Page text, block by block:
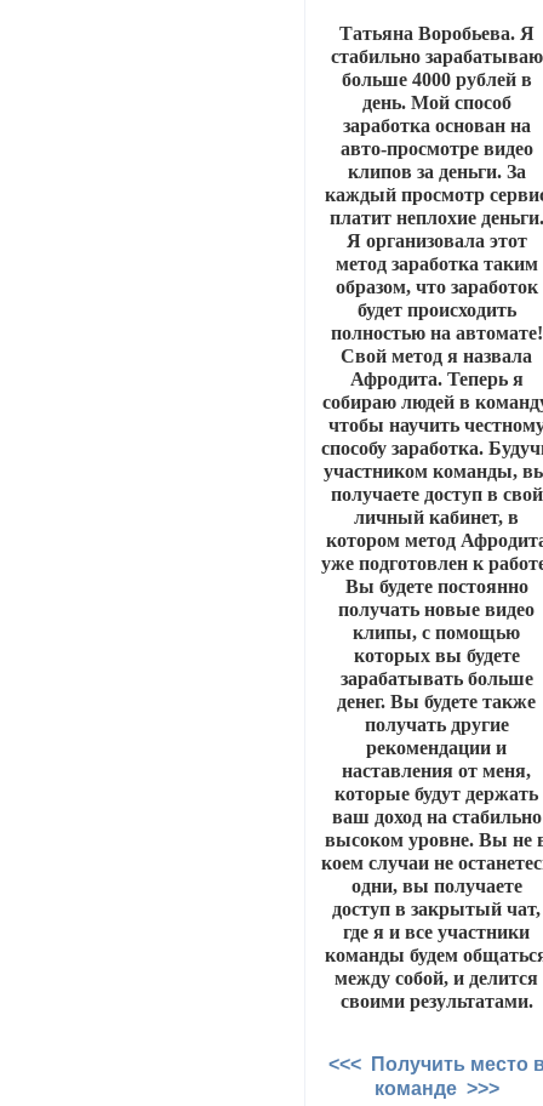
Татьяна Воробьева. Я
стабильно зарабатываю
больше 4000 рублей в
день. Мой способ
заработка основан на
авто-просмотре видео
клипов за деньги. За
каждый просмотр
платит неплохие деньги.
Я организовала этот
метод заработка таким
образом, что заработок
будет происходить
полностью на автомате!
Свой метод я назвала
Афродита. Теперь я
собираю людей в
чтобы научить
способу заработка.
участником команды,
получаете доступ в свой
личный кабинет, в
котором метод
уже подготовлен к
Вы будете постоянно
получать новые видео
клипы, с помощью
которых вы будете
зарабатывать больше
денег. Вы будете также
получать другие
рекомендации и
наставления от меня,
которые будут держать
ваш доход на стабильно
высоком уровне. Вы не
коем случаи не
одни, вы получаете
доступ в закрытый чат,
где я и все участники
команды будем
между собой, и делится
своими результатами.
<<< Получить место
команде >>>